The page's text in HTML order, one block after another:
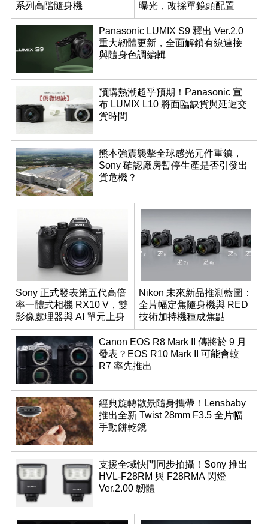
系列高階隨身機
曝光，改採單鏡頭配置
Panasonic LUMIX S9 釋出 Ver.2.0
重大韌體更新，全面解鎖有線連接
與隨身色調編輯
預購熱潮超乎預期！Panasonic 宣
布 LUMIX L10 將面臨缺貨與延遲交
貨時間
熊本強震襲擊全球感光元件重鎮，
Sony 確認廠房暫停生產是否引發出
貨危機？
Sony 正式發表第五代高倍
率一體式相機 RX10 V，雙
影像處理器與 AI 單元上身
Nikon 未來新品推測藍圖：
全片幅定焦隨身機與 RED
技術加持機種成焦點
Canon EOS R8 Mark II 傳將於 9 月
發表？EOS R10 Mark II 可能會較
R7 率先推出
經典旋轉散景隨身攜帶！Lensbaby
推出全新 Twist 28mm F3.5 全片幅
手動餅乾鏡
支援全域快門同步拍攝！Sony 推出
HVL-F28RM 與 F28RMA 閃燈
Ver.2.00 韌體